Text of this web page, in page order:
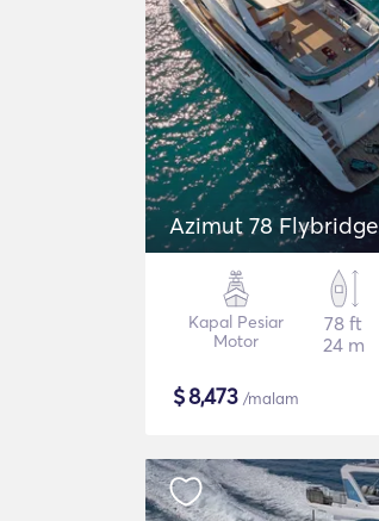
Azimut 78 Flybridge
Kapal Pesiar
Motor
78 ft
24 m
$8,473 /malam